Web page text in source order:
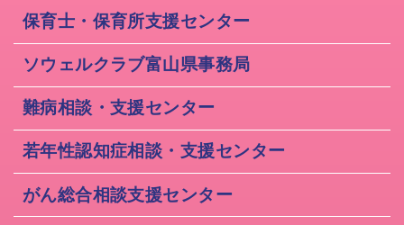
保育士・保育所支援センター
ソウェルクラブ富山県事務局
難病相談・支援センター
若年性認知症相談・支援センター
がん総合相談支援センター